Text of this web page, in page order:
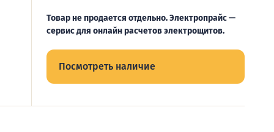
Товар не продается отдельно. Электропрайс —
сервис для онлайн расчетов электрощитов.
Посмотреть наличие